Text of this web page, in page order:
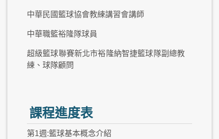
中華民國籃球協會教練講習會講師
中華職籃裕隆隊球員
超級籃球聯賽新北市裕隆納智捷籃球隊副總教
練、球隊顧問
課程進度表
第1週:籃球基本概念介紹